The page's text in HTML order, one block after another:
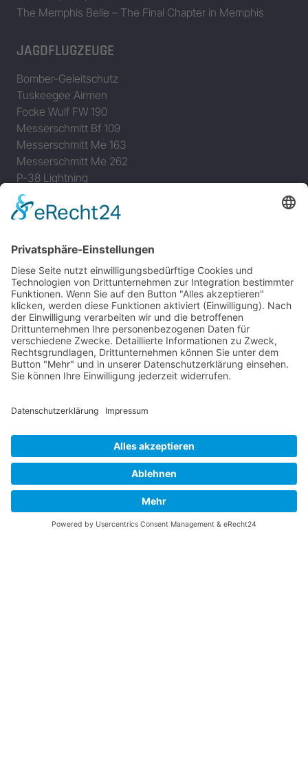
The Memphis Belle – The Final Chapter in Memphis
JAGDFLUGZEUGE
Bomber-Geleitschutz
Tuskeegee Airmen
Focke Wulf FW 190
Messerschmitt Bf 109
Messerschmitt Me 163
Messerschmitt Me 262
P-38 Lightning
P-47 Thunderbolt
P-51 Mustang
INFO
Über diese B-17 Webseite
Kontakt
Impressum
Datenschutzerklärung
B-17 Fan Store
Links
UNTERSTÜTZEN
Gefällt Ihnen diese Website über die B-17 Flying
Fortress? Ich könnte Ihnen helfen, die Informationen
zu finden, die Sie suchen? Ich würde mich sehr
freuen, wenn Sie meine Arbeit jetzt mitPayPal